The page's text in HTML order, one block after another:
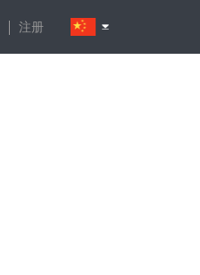
注册